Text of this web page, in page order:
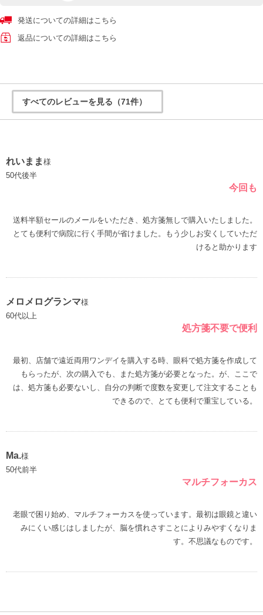
発送についての詳細はこちら
返品についての詳細はこちら
すべてのレビューを見る（71件）
れいまま 様
50代後半
今回も
送料半額セールのメールをいただき、処方箋無しで購入いたしました。
とても便利で病院に行く手間が省けました。もう少しお安くしていただ
けると助かります
メロメログランマ様
60代以上
処方箋不要で便利
最初、店舗で遠近両用ワンデイを購入する時、眼科で処方箋を作成して
もらったが、次の購入でも、また処方箋が必要となった。が、ここで
は、処方箋も必要ないし、自分の判断で度数を変更して注文することも
できるので、とても便利で重宝している。
Ma.様
50代前半
マルチフォーカス
老眼で困り始め、マルチフォーカスを使っています。最初は眼鏡と違い
みにくい感じはしましたが、脳を慣れさすことによりみやすくなりま
す。不思議なものです。